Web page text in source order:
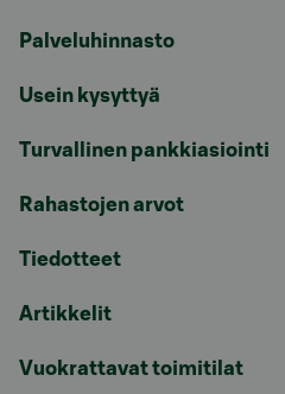
Palveluhinnasto
Usein kysyttyä
Turvallinen pankkiasiointi
Rahastojen arvot
Tiedotteet
Artikkelit
Vuokrattavat toimitilat